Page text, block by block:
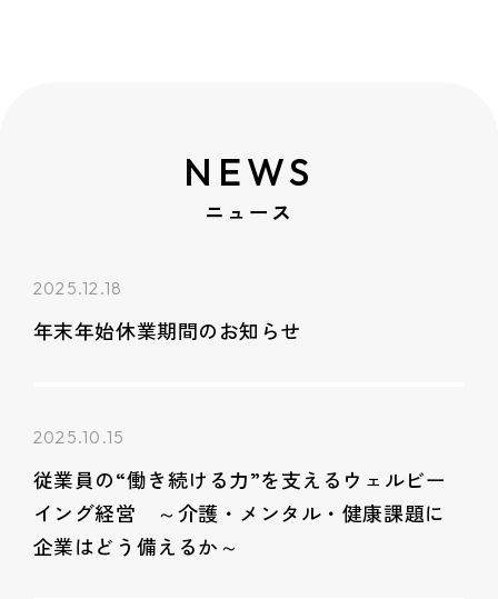
NEWS
ニュース
2025.12.18
年末年始休業期間のお知らせ
2025.10.15
従業員の“働き続ける力”を支えるウェルビー
イング経営 ～介護・メンタル・健康課題に
企業はどう備えるか～